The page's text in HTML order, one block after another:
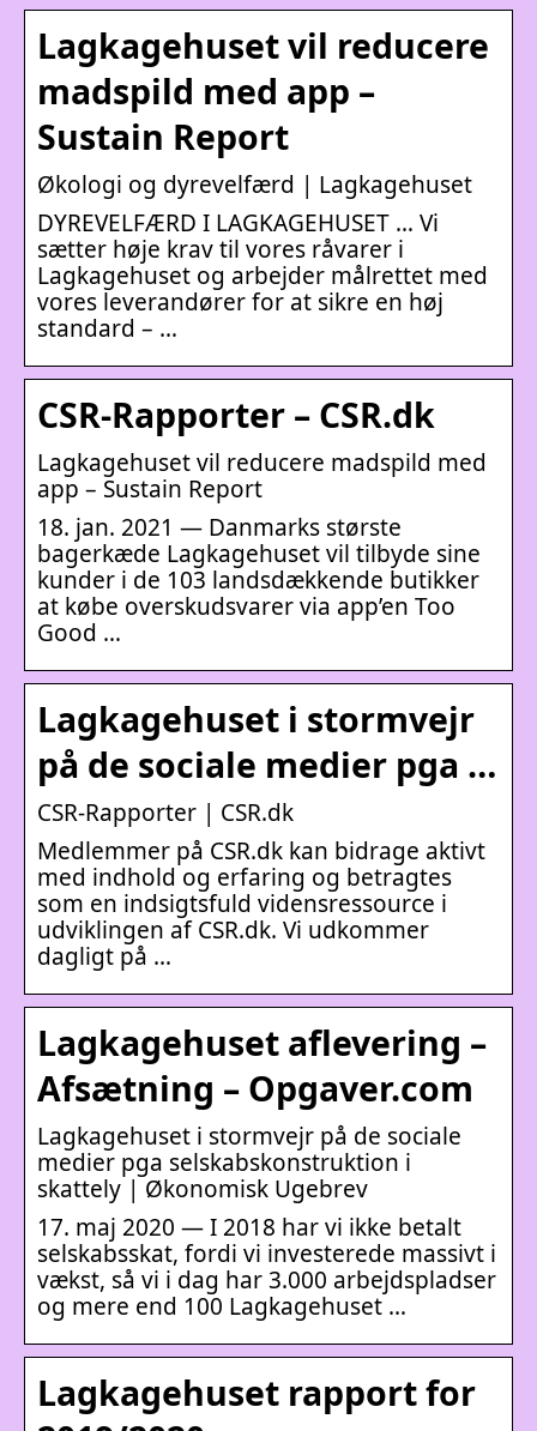
Lagkagehuset vil reducere
madspild med app –
Sustain Report
Økologi og dyrevelfærd | Lagkagehuset
DYREVELFÆRD I LAGKAGEHUSET … Vi
sætter høje krav til vores råvarer i
Lagkagehuset og arbejder målrettet med
vores leverandører for at sikre en høj
standard – …
CSR-Rapporter – CSR.dk
Lagkagehuset vil reducere madspild med
app – Sustain Report
18. jan. 2021 — Danmarks største
bagerkæde Lagkagehuset vil tilbyde sine
kunder i de 103 landsdækkende butikker
at købe overskudsvarer via app’en Too
Good …
Lagkagehuset i stormvejr
på de sociale medier pga …
CSR-Rapporter | CSR.dk
Medlemmer på CSR.dk kan bidrage aktivt
med indhold og erfaring og betragtes
som en indsigtsfuld vidensressource i
udviklingen af CSR.dk. Vi udkommer
dagligt på …
Lagkagehuset aflevering –
Afsætning – Opgaver.com
Lagkagehuset i stormvejr på de sociale
medier pga selskabskonstruktion i
skattely | Økonomisk Ugebrev
17. maj 2020 — I 2018 har vi ikke betalt
selskabsskat, fordi vi investerede massivt i
vækst, så vi i dag har 3.000 arbejdspladser
og mere end 100 Lagkagehuset …
Lagkagehuset rapport for